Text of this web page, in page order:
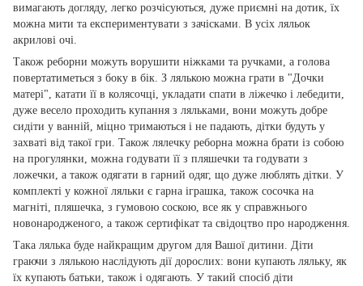
вимагають догляду, легко розчісуються, дуже приємні на дотик, їх
можна мити та експериментувати з зачісками. В усіх ляльок
акрилові очі.
Також реборни можуть ворушити ніжками та ручками, а голова
повертатиметься з боку в бік. З лялькою можна грати в "Дочки
матері", катати її в колясочці, укладати спати в ліжечко і лебедити,
дуже весело проходить купання з ляльками, вони можуть добре
сидіти у ванній, міцно тримаються і не падають, дітки будуть у
захваті від такої гри. Також лялечку реборна можна брати із собою
на прогулянки, можна годувати її з пляшечки та годувати з
ложечки, а також одягати в гарний одяг, що дуже люблять дітки. У
комплекті у кожної ляльки є гарна іграшка, також сосочка на
магніті, пляшечка, з гумовою соскою, все як у справжнього
новонародженого, а також сертифікат та свідоцтво про народження.
Така лялька буде найкращим другом для Вашої дитини. Діти
граючи з лялькою наслідують дії дорослих: вони купають ляльку, як
їх купають батьки, також і одягають. У такий спосіб діти